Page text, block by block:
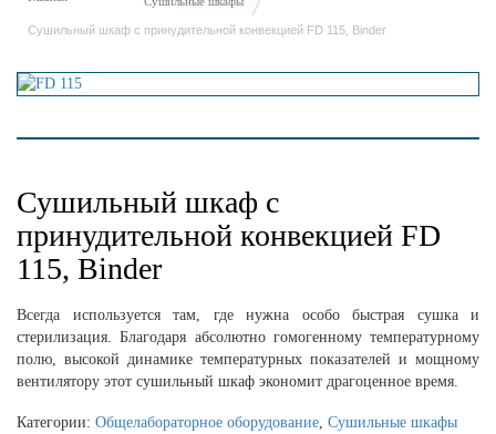
Сушильный шкаф с принудительной конвекцией FD 115, Binder
Сушильный шкаф с
принудительной конвекцией FD
115, Binder
Всегда используется там, где нужна особо быстрая сушка и
стерилизация. Благодаря абсолютно гомогенному температурному
полю, высокой динамике температурных показателей и мощному
вентилятору этот сушильный шкаф экономит драгоценное время.
Категории: Общелабораторное оборудование Сушильные шкафы